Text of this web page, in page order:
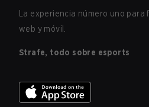
La experiencia número uno
web y móvil.
Strafe, todo sobre esports